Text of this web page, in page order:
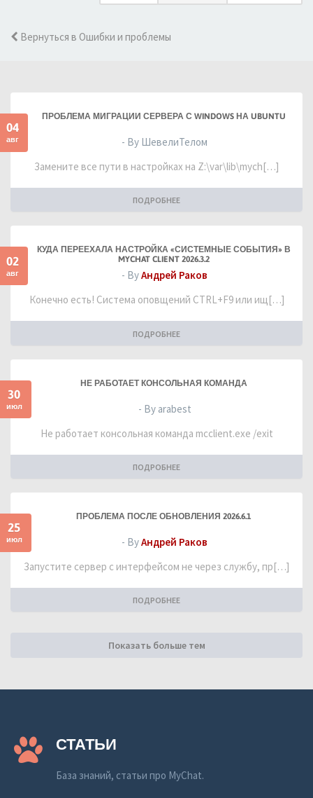
Вернуться в Ошибки и проблемы
04
авг
ПРОБЛЕМА МИГРАЦИИ СЕРВЕРА С WINDOWS НА UBUNTU
- By ШевелиТелом
Замените все пути в настройках на Z:\var\lib\mych[…]
ПОДРОБНЕЕ
02
авг
КУДА ПЕРЕЕХАЛА НАСТРОЙКА «СИСТЕМНЫЕ СОБЫТИЯ» В
MYCHAT CLIENT 2026.3.2
- ByАндрей Раков
Конечно есть! Система оповщений CTRL+F9 или ищ[…]
ПОДРОБНЕЕ
30
июл
НЕ РАБОТАЕТ КОНСОЛЬНАЯ КОМАНДА
- By arabest
Не работает консольная команда mcclient.exe /exit
ПОДРОБНЕЕ
25
июл
ПРОБЛЕМА ПОСЛЕ ОБНОВЛЕНИЯ 2026.6.1
- ByАндрей Раков
Запустите сервер с интерфейсом не через службу, пр[…]
ПОДРОБНЕЕ
Показать больше тем
СТАТЬИ
База знаний, статьи про MyChat.